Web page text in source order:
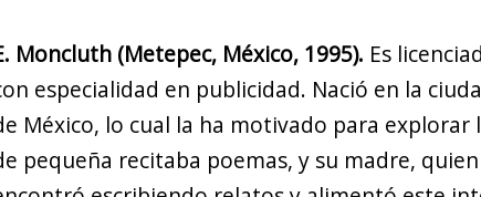
Moncluth (Metepec, México, 1995). Es
especialidad en publicidad. Nació en la
México, lo cual la ha motivado para
pequeña recitaba poemas, y su madre,